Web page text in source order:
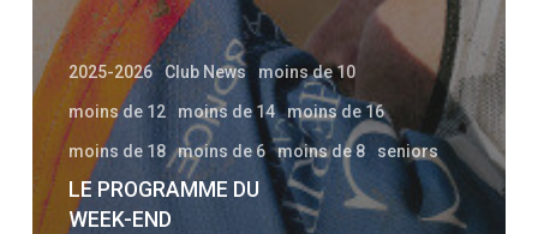
2025-2026 Club News moins de 10
moins de 12 moins de 14 moins de 16
moins de 18 moins de 6 moins de 8 seniors
LE PROGRAMME DU
WEEK-END